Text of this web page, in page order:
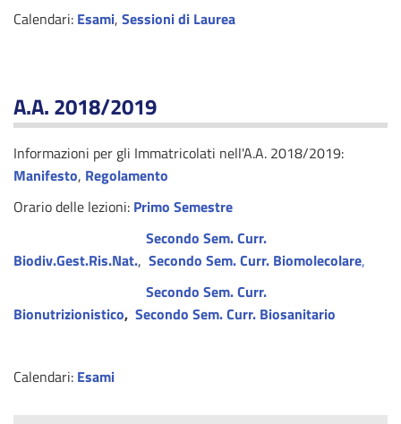
Calendari: Esami, Sessioni di Laurea
A.A. 2018/2019
Informazioni per gli Immatricolati nell'A.A. 2018/2019:
Manifesto, Regolamento
Orario delle lezioni: Primo Semestre
Secondo Sem. Curr.
Biodiv.Gest.Ris.Nat., Secondo Sem. Curr. Biomolecolare,
Secondo Sem. Curr.
Bionutrizionistico, Secondo Sem. Curr. Biosanitario
Calendari: Esami